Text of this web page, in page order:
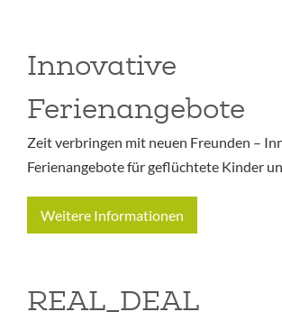
Innovative
Ferienangebote
Zeit verbringen mit neuen Freunden –
Ferienangebote für geflüchtete Kinder
Weitere Informationen
REAL_DEAL